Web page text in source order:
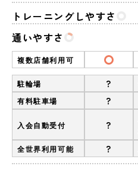
トレーニングしやすさ
通いやすさ
複数店舗利用可
駐輪場 ?
有料駐車場 ?
入会自動受付 ?
全世界利用可能 ?